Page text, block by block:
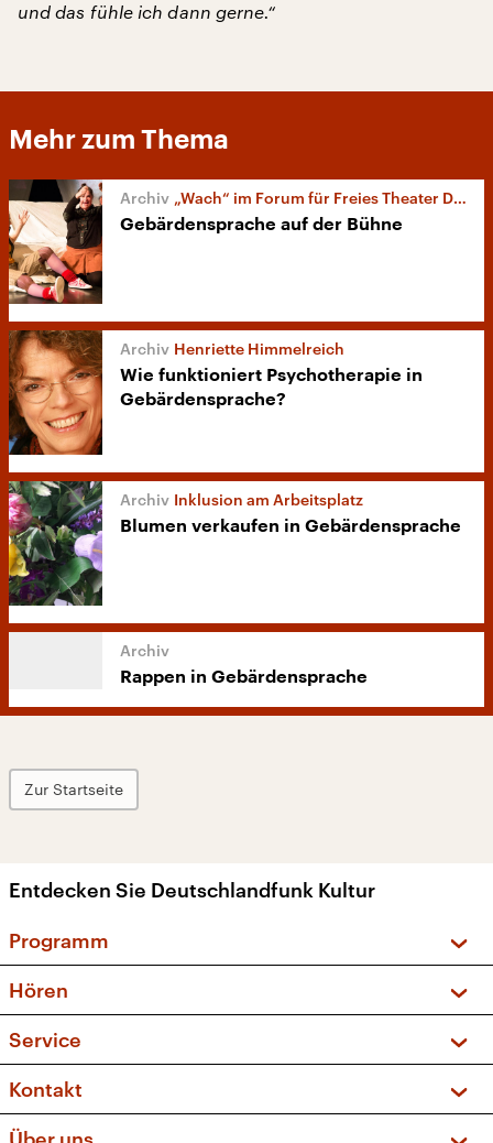
und das fühle ich dann gerne.“
Mehr zum Thema
„Wach“ im Forum für Freies Theater Düsseldorf
Gebärdensprache auf der Bühne
Henriette Himmelreich
Wie funktioniert Psychotherapie in
Gebärdensprache?
Inklusion am Arbeitsplatz
Blumen verkaufen in Gebärdensprache
Rappen in Gebärdensprache
Zur Startseite
Entdecken Sie Deutschlandfunk Kultur
Programm
Sendungen und Podcasts
Musikliste
Kakadu – Das Kinderprogramm
Hören
Frequenzen (UKW + DAB+)
Service
FAQ
Apps
Kontakt